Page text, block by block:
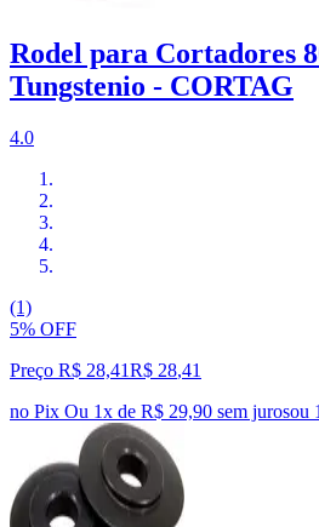
Rodel para Cortadores
Tungstenio - CORTAG
4.0
(1)
5% OFF
Preço R$ 28,41R$ 28,41
no Pix Ou 1x de R$ 29,90 sem jurosou 1